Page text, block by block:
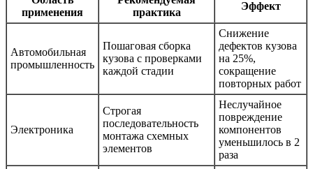
применения
практика
Эффект
Автомобильная
промышленность
Пошаговая сборка
кузова с проверками
каждой стадии
Снижение
дефектов кузова
на 25%,
сокращение
повторных работ
Электроника
Строгая
последовательность
монтажа схемных
элементов
Неслучайное
повреждение
компонентов
уменьшилось в 2
раза